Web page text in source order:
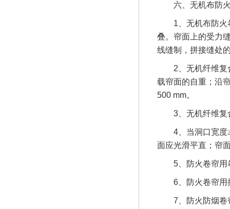
六、 无机布防
1 、无机布防火
叠。帘面上的受力
线缝制，拼接缝处
2 、无机纤维
载帘面的自重；沿
500 mm。
3 、无机纤维
4 、当洞口宽度
面应光滑平直；帘
5 、防火卷帘
6 、防火卷帘
7 、防火防烟